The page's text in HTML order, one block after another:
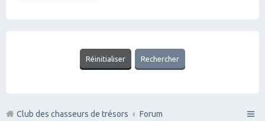
Club des chasseurs de trésors Forum